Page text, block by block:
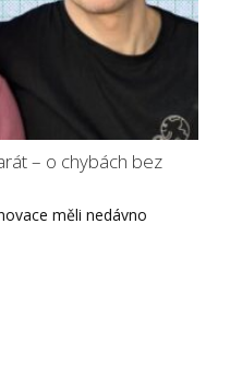
– o chybách bez
měli nedávno